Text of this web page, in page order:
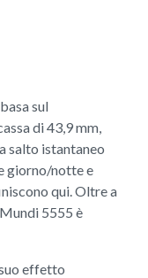
sul
di 43,9 mm,
salto istantaneo
giorno/notte e
qui. Oltre a
5555 è
effetto